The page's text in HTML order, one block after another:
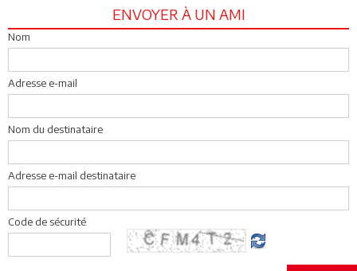
ENVOYER À UN AMI
Nom
Adresse e-mail
Nom du destinataire
Adresse e-mail destinataire
Code de sécurité